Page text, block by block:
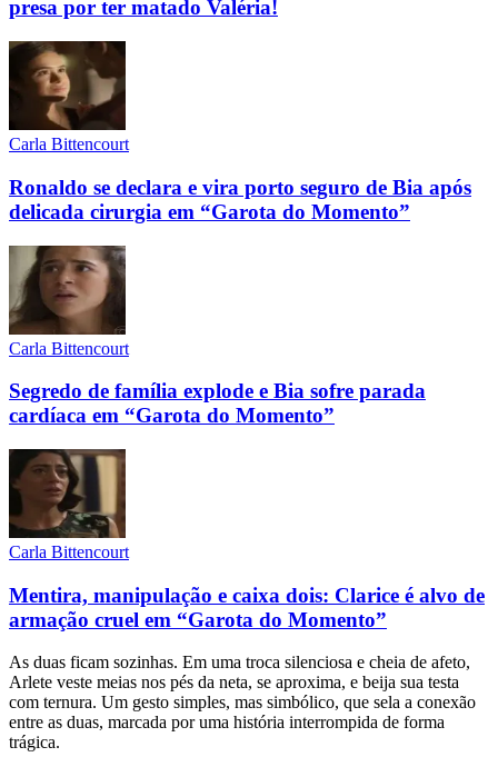
presa por ter matado Valéria!
Carla Bittencourt
Ronaldo se declara e vira porto seguro de Bia após
delicada cirurgia em “Garota do Momento”
Carla Bittencourt
Segredo de família explode e Bia sofre parada
cardíaca em “Garota do Momento”
Carla Bittencourt
Mentira, manipulação e caixa dois: Clarice é alvo de
armação cruel em “Garota do Momento”
As duas ficam sozinhas. Em uma troca silenciosa e cheia de afeto,
Arlete veste meias nos pés da neta, se aproxima, e beija sua testa
com ternura. Um gesto simples, mas simbólico, que sela a conexão
entre as duas, marcada por uma história interrompida de forma
trágica.